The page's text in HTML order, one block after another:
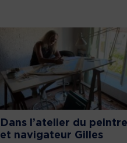
Dans l’atelier du peintre
et navigateur Gilles